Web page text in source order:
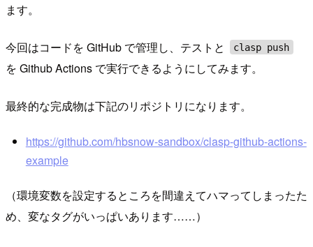
ます。
今回はコードを GitHub で管理し、テストと clasp push
を Github Actions で実行できるようにしてみます。
最終的な完成物は下記のリポジトリになります。
https://github.com/hbsnow-sandbox/clasp-github-actions-
example
（環境変数を設定するところを間違えてハマってしまったた
め、変なタグがいっぱいあります……）